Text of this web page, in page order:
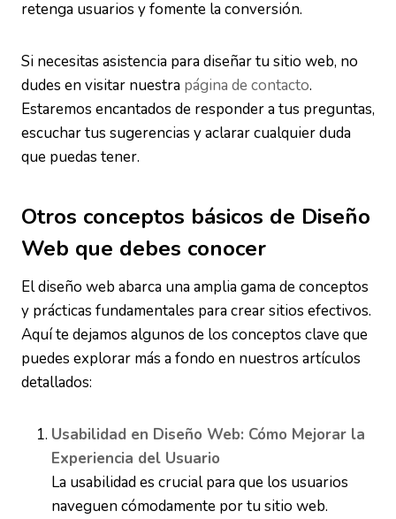
retenga usuarios y fomente la conversión.
Si necesitas asistencia para diseñar tu sitio web, no
dudes en visitar nuestra página de contacto.
Estaremos encantados de responder a tus preguntas,
escuchar tus sugerencias y aclarar cualquier duda
que puedas tener.
Otros conceptos básicos de Diseño
Web que debes conocer
El diseño web abarca una amplia gama de conceptos
y prácticas fundamentales para crear sitios efectivos.
Aquí te dejamos algunos de los conceptos clave que
puedes explorar más a fondo en nuestros artículos
detallados:
Usabilidad en Diseño Web: Cómo Mejorar la
Experiencia del Usuario
La usabilidad es crucial para que los usuarios
naveguen cómodamente por tu sitio web.